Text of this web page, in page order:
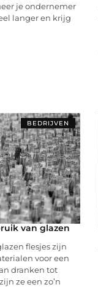
je ondernemer
langer en krijg
BEDRIJVEN
van glazen
flesjes zijn
voor een
dranken tot
ze een zo’n